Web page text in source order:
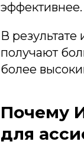
эффективнее.
В
получают
более
Почему
для